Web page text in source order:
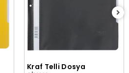
Sepete Ekle
Kraf Telli Dosya